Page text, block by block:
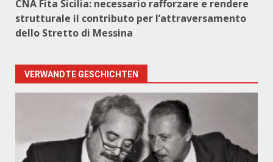
CNA Fita Sicilia: necessario rafforzare e rendere
strutturale il contributo per l’attraversamento
dello Stretto di Messina
VERWANDTE GESCHICHTEN